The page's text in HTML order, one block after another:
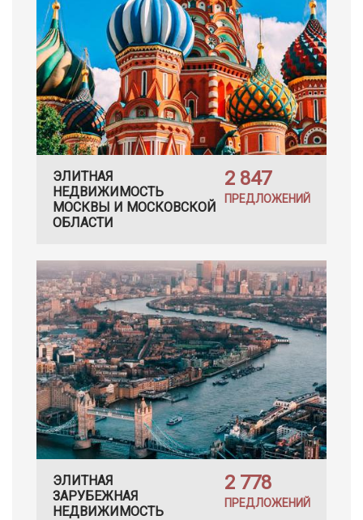
ЭЛИТНАЯ
НЕДВИЖИМОСТЬ
МОСКВЫ И МОСКОВСКОЙ
ОБЛАСТИ
2 847
ПРЕДЛОЖЕНИЙ
ЭЛИТНАЯ
ЗАРУБЕЖНАЯ
НЕДВИЖИМОСТЬ
2 778
ПРЕДЛОЖЕНИЙ